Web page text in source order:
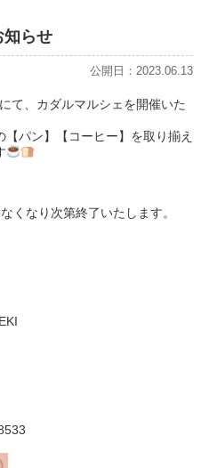
知らせ
公開日：2023.06.13
て、カダルマルシェを開催いた
パン】【コーヒー】を取り揃え
なり次第終了いたします。